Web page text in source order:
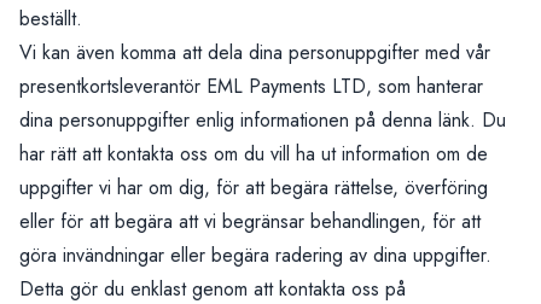
beställt.
Vi kan även komma att dela dina personuppgifter med vår
presentkortsleverantör EML Payments LTD, som hanterar
dina personuppgifter enlig informationen på denna länk. Du
har rätt att kontakta oss om du vill ha ut information om de
uppgifter vi har om dig, för att begära rättelse, överföring
eller för att begära att vi begränsar behandlingen, för att
göra invändningar eller begära radering av dina uppgifter.
Detta gör du enklast genom att kontakta oss på